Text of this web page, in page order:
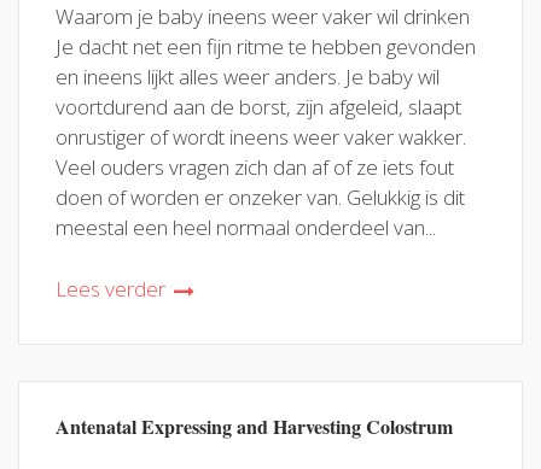
Waarom je baby ineens weer vaker wil drinken
Je dacht net een fijn ritme te hebben gevonden
en ineens lijkt alles weer anders. Je baby wil
voortdurend aan de borst, zijn afgeleid, slaapt
onrustiger of wordt ineens weer vaker wakker.
Veel ouders vragen zich dan af of ze iets fout
doen of worden er onzeker van. Gelukkig is dit
meestal een heel normaal onderdeel van...
Lees verder
Antenatal Expressing and Harvesting Colostrum